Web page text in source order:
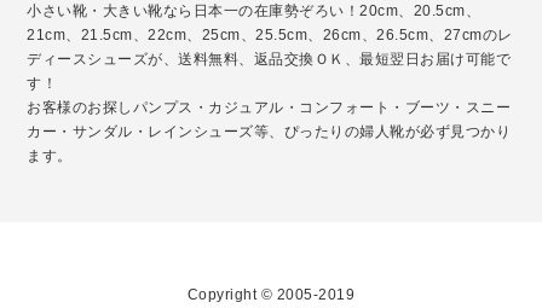
小さい靴・大きい靴なら日本一の在庫勢ぞろい！20cm、20.5cm、
21cm、21.5cm、22cm、25cm、25.5cm、26cm、26.5cm、27cmのレ
ディースシューズが、送料無料、返品交換ＯＫ、最短翌日お届け可能で
す！
お客様のお探しパンプス・カジュアル・コンフォート・ブーツ・スニー
カー・サンダル・レインシューズ等、ぴったりの婦人靴が必ず見つかり
ます。
Copyright © 2005-2019